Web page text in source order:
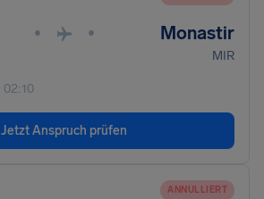
• • Monastir
MIR
02:10
Jetzt Anspruch prüfen
ANNULLIERT